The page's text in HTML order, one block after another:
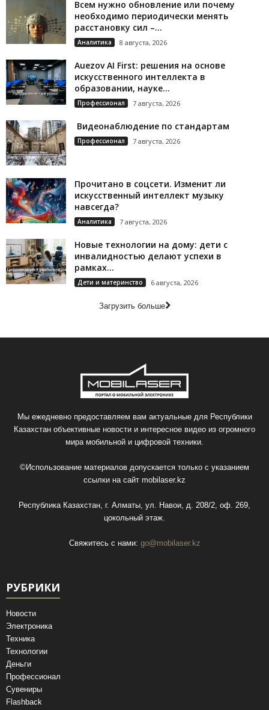
Всем нужно обновление или почему
необходимо периодически менять
расстановку сил –...
Аналитика 8 августа, 2026
Auezov AI First: решения на основе
искусственного интеллекта в
образовании, науке...
Профессионал 7 августа, 2026
Видеонаблюдение по стандартам
Профессионал 7 августа, 2026
Прочитано в соцсети. Изменит ли
искусственный интеллект музыку
навсегда?
Аналитика 7 августа, 2026
Новые технологии на дому: дети с
инвалидностью делают успехи в
рамках...
Дети и материнство 6 августа, 2026
Загрузить больше
Мы ежедневно предоставляем вам актуальные для Республики
Казахстан объективные новости и интересное видео из огромного
мира мобильной и цифровой техники.
©Использование материалов допускается только с указанием
ссылки на сайт mobilaser.kz
Республика Казахстан, г. Алматы, ул. Навои, д. 208/2, оф. 269,
цокольный этаж.
Свяжитесь с нами: go@mobilaser.kz
РУБРИКИ
Новости
Электроника
Техника
Технологии
Деньги
Профессионал
Сувениры
Flashback